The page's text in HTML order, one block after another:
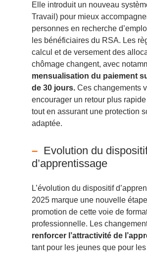
Elle introduit un nouveau
Travail) pour mieux
personnes en recherche
les bénéficiaires du RSA. Les
calcul et de versement des
chômage changent, avec
mensualisation du paiement
de 30 jours. Ces changements
encourager un retour plus rapide
tout en assurant une protection
adaptée.
Evolution du
d’apprentissage
L’évolution du dispositif
2025 marque une nouvelle
promotion de cette voie de
professionnelle. Les
renforcer l’attractivité de
tant pour les jeunes que pour